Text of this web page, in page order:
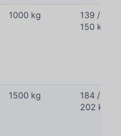
1000 kg
139 /
150 kg
1500 kg
184 /
202 kg